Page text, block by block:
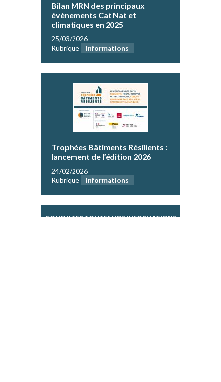
Bilan MRN des principaux
évènements Cat Nat et
climatiques en 2025
25/03/2026
Rubrique
Informations
Trophées Bâtiments Résilients :
lancement de l’édition 2026
24/02/2026
Rubrique
Informations
CONSULTER TOUTES NOS INFORMATIONS